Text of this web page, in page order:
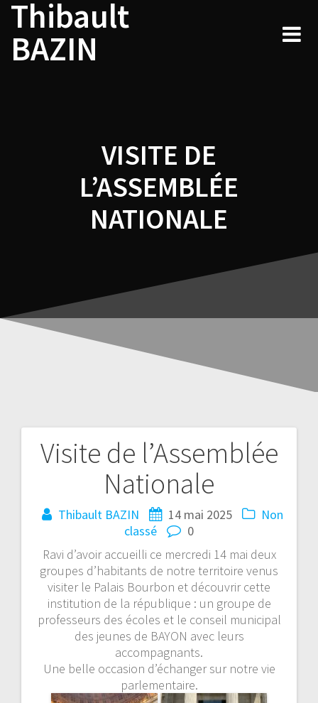
Skip
content
Thibault
BAZIN
VISITE DE
L’ASSEMBLÉE
NATIONALE
Visite de l’Assemblée
Nationale
Thibault BAZIN 14 mai 2025
Non
classé
0
Ravi d’avoir accueilli ce mercredi 14 mai deux
groupes d’habitants de notre territoire venus
visiter le Palais Bourbon et découvrir cette
institution de la république : un groupe de
professeurs des écoles et le conseil municipal
des jeunes de BAYON avec leurs
accompagnants.
Une belle occasion d’échanger sur notre vie
parlementaire.
Navigation
de